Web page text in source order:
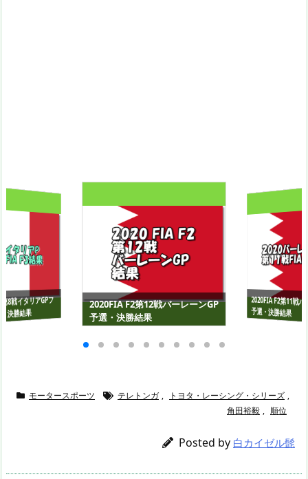
8戦イタリアGPフ
決勝結果
2020FIA F2第12戦バーレーンGP
予選・決勝結果
2020FIA F2第11戦
予選・決勝結果
モータースポーツ テレトンガ , トヨタ・レーシング・シリーズ ,
角田裕毅 , 順位
Posted by 白カイゼル髭